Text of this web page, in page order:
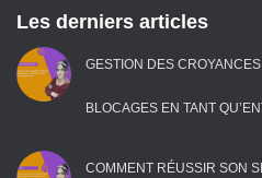
Les derniers articles
GESTION DES
BLOCAGES EN TANT
COMMENT RÉUSSIR SON